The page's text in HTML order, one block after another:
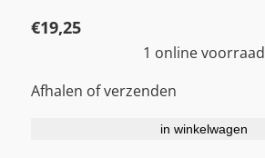
€19,25
1 online voorraad
Afhalen of verzenden
in winkelwagen